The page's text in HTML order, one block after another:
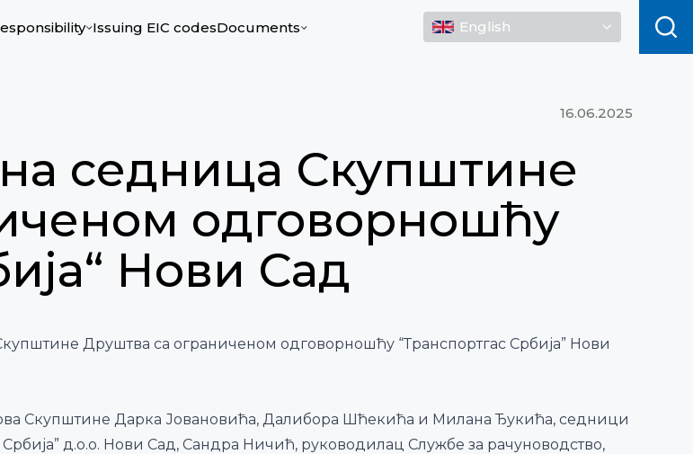
Issuing ЕIC codesDocuments
English
16.06.2025
седница Скупштине
одговорношћу
Нови Сад
Друштва са ограниченом одговорношћу “Транспортгас Србија” Нови
Скупштине Дарка Јовановића, Далибора Шћекића и Милана Ђукића, седници
д.о.о. Нови Сад, Сандра Ничић, руководилац Службе за рачуноводство,